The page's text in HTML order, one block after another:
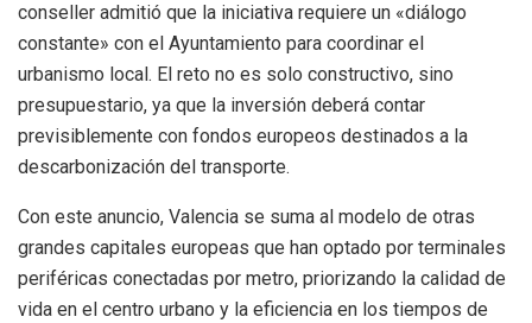
conseller admitió que la iniciativa requiere un «diálogo
constante» con el Ayuntamiento para coordinar el
urbanismo local. El reto no es solo constructivo, sino
presupuestario, ya que la inversión deberá contar
previsiblemente con fondos europeos destinados a la
descarbonización del transporte.
Con este anuncio, Valencia se suma al modelo de otras
grandes capitales europeas que han optado por terminales
periféricas conectadas por metro, priorizando la calidad de
vida en el centro urbano y la eficiencia en los tiempos de